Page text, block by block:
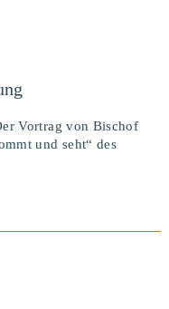
Vortrag von Bischof
und seht“ des